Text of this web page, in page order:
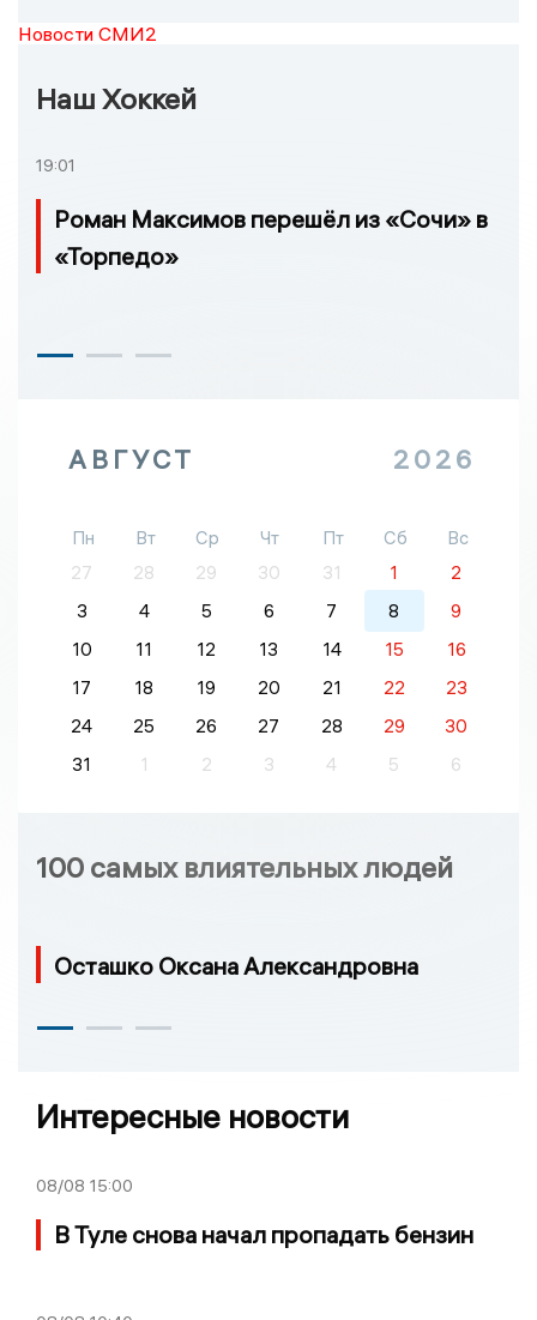
Новости СМИ2
Наш Хоккей
19:01
Роман Максимов перешёл из «Сочи» в
«Торпедо»
АВГУСТ 2026
Пн Вт Ср Чт Пт Сб
Вс
27
28 29 30 31 1
2
3
4 5 6 7 8
9
10
11 12 13 14 15
16
17
18 19 20 21 22
23
24
25 26 27 28 29
30
31
1 2 3 4 5 6
100 самых влиятельных людей
Осташко Оксана Александровна
Интересные новости
08/08 15:00
В Туле снова начал пропадать бензин